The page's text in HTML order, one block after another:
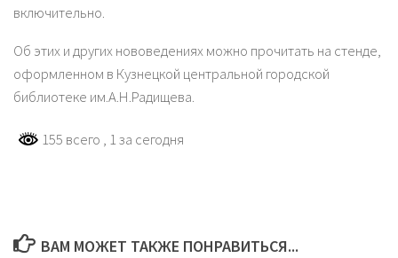
включительно.
Об этих и других нововедениях можно прочитать на стенде,
оформленном в Кузнецкой центральной городской
библиотеке им.А.Н.Радищева.
155 всего , 1 за сегодня
ВАМ МОЖЕТ ТАКЖЕ ПОНРАВИТЬСЯ...